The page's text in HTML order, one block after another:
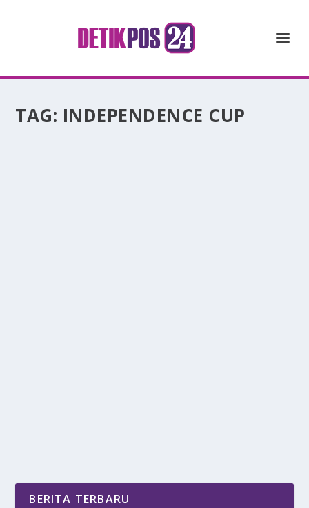
TAG: INDEPENDENCE CUP
BERITA TERBARU